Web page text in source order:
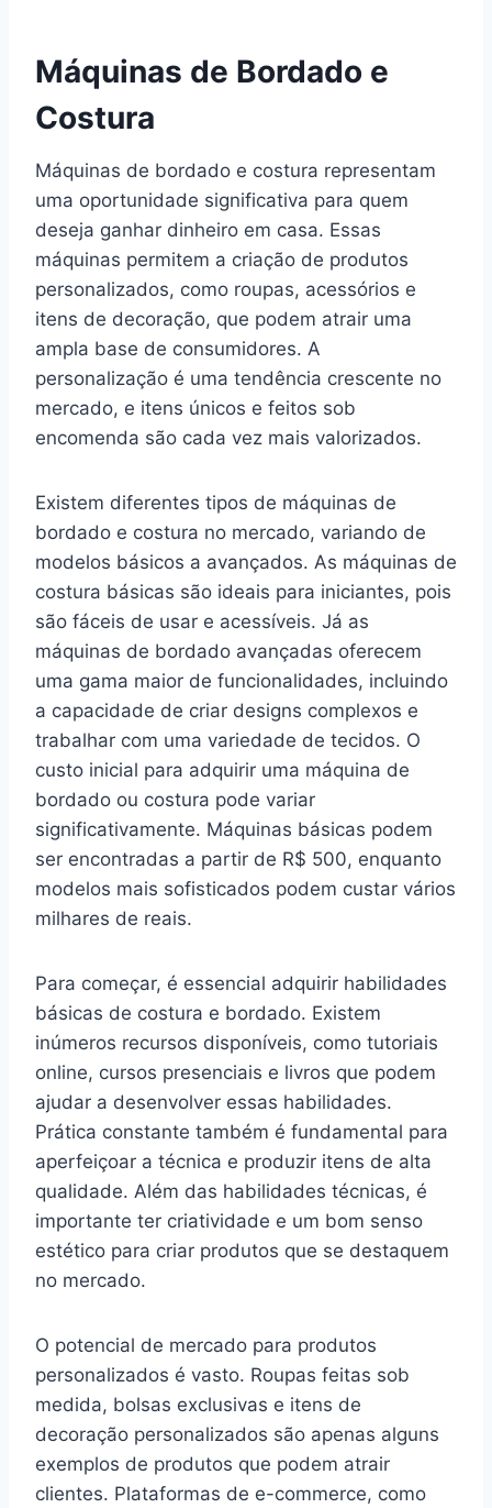
Máquinas de Bordado e
Costura
Máquinas de bordado e costura representam
uma oportunidade significativa para quem
deseja ganhar dinheiro em casa. Essas
máquinas permitem a criação de produtos
personalizados, como roupas, acessórios e
itens de decoração, que podem atrair uma
ampla base de consumidores. A
personalização é uma tendência crescente no
mercado, e itens únicos e feitos sob
encomenda são cada vez mais valorizados.
Existem diferentes tipos de máquinas de
bordado e costura no mercado, variando de
modelos básicos a avançados. As máquinas de
costura básicas são ideais para iniciantes, pois
são fáceis de usar e acessíveis. Já as
máquinas de bordado avançadas oferecem
uma gama maior de funcionalidades, incluindo
a capacidade de criar designs complexos e
trabalhar com uma variedade de tecidos. O
custo inicial para adquirir uma máquina de
bordado ou costura pode variar
significativamente. Máquinas básicas podem
ser encontradas a partir de R$ 500, enquanto
modelos mais sofisticados podem custar vários
milhares de reais.
Para começar, é essencial adquirir habilidades
básicas de costura e bordado. Existem
inúmeros recursos disponíveis, como tutoriais
online, cursos presenciais e livros que podem
ajudar a desenvolver essas habilidades.
Prática constante também é fundamental para
aperfeiçoar a técnica e produzir itens de alta
qualidade. Além das habilidades técnicas, é
importante ter criatividade e um bom senso
estético para criar produtos que se destaquem
no mercado.
O potencial de mercado para produtos
personalizados é vasto. Roupas feitas sob
medida, bolsas exclusivas e itens de
decoração personalizados são apenas alguns
exemplos de produtos que podem atrair
clientes. Plataformas de e-commerce, como